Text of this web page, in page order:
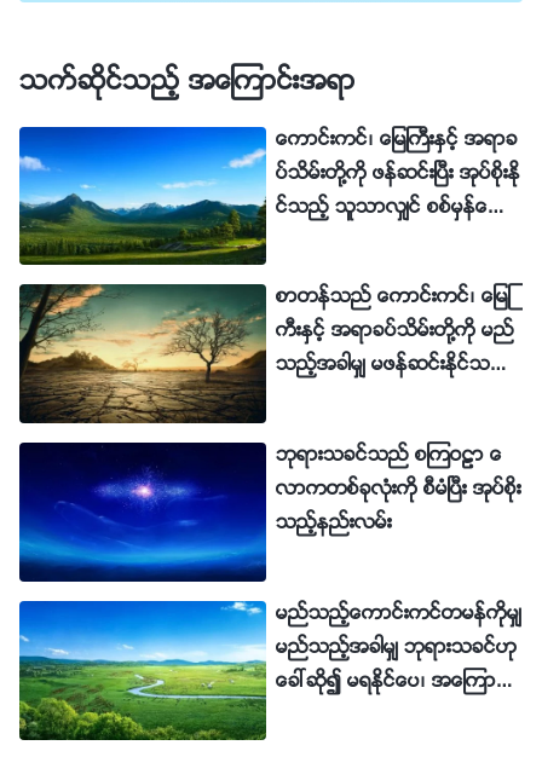
ရာသီအတြင္းတြင္ အလြန္အလုပ္မ်ားၾကသည္။ ေဆာင္းဦး
ရာသီတြင္၊ မိုးသည္ ေဆာင္းဦးရာသီ၏ ေအးျမမႈကို သယ္ေ
ဆာင္လာၿပီး သက္ရွိသတၱဝါ အမ်ိဳးအစားအားလုံးသည္ ရိတ္
သိမ္းျခင္း ရာသီ ေရာက္ရွိျခင္းကို စတင္ခံစားၾကရသည္။
အရာအားလုံးသည္ အသီးသီးၾကၿပီး၊ ေဆာင္းရာသီအတြက္ ျ
ပင္ဆင္ရာတြင္ အစားအစာရွိရန္အလို႔ငွာ လူသားတို႔သည္
ဤအသီးအႏွံ အမ်ိဳးအစား အမ်ိဳးမ်ိဳးကို စတင္ရိတ္သိမ္း ၾက
သည္။ ေဆာင္းရာသီတြင္ အရာအားလုံးသည္ ေအးျမသည့္
ရာသီ စတင္လာသည္ႏွင့္အမွ် ဆိတ္ၿငိမ္မႈႏွင့္ ၿငိမ္သက္မႈ
တို႔တြင္ တျဖည္းျဖည္း စတင္ေနသားက် လာၾကၿပီး၊ လူ
တို႔သည္လည္း ဤရာသီ အေတာအတြင္းတြင္ အနားယူၾကေ
လသည္။ တစ္ရာသီမွ တစ္ရာသီ၊ ေႏြဦးရာသီမွ ေႏြရာသီ၊ ေ
ဆာင္းဦးရာသီ၊ ေဆာင္းရာသီသို႔၊ ကူးေျပာင္းျခင္း- ဤေျပာ
င္းလဲမႈမ်ားသည္ ဘုရားသခင္ တည္ေထာင္ခဲ့သည့္ နိယာမ
မ်ားအတိုင္း အားလုံး ျဖစ္ေပၚၾကျခင္း ျဖစ္သည္။ သူသည္
ဤနိယာမမ်ားကို အသုံးျပဳလ်က္ အရာခပ္သိမ္းႏွင့္ လူသား
မ်ိဳးႏြယ္ကို ဦးေဆာင္ၿပီး ျခားနားသည့္အပူခ်ိန္မ်ားႏွင့္ ရာသီ
ဥတုမ်ားရွိသည့္ ရွင္သန္ျခင္းအတြက္ ပတ္ဝန္းက်င္တစ္ခုကို ျ
သက္ဆိုင္သည့္ အေၾကာင္းအရာ
ေကာင္းကင္၊ ေျမႀကီးႏွင့္ အရာခ
ပ္သိမ္းတို႔ကို ဖန္ဆင္းၿပီး အုပ္စိုးႏို
င္သည့္ သူသာလွ်င္ စစ္မွန္ေသာ
ည္
စာတန္သည္ ေကာင္းကင္၊ ေျမႀ
ကီးႏွင့္ အရာခပ္သိမ္းတို႔ကို မည္
သည့္အခါမွ် မဖန္ဆင္းႏိုင္သည့္
ဩဇာအာဏာကို မည္သည့္အခါ
မွ် မေက်ာ္လြန္ႏိုင္ေပ
ဘုရားသခင္သည္ စၾကဝဠာ ေ
လာကတစ္ခုလုံးကို စီမံၿပီး အုပ္စိုး
သည့္နည္းလမ္း
မည္သည့္ေကာင္းကင္တမန္ကိုမွ်
မည္သည့္အခါမွ် ဘုရားသခင္ဟု
ေခၚဆို၍ မရႏိုင္ေပ၊ အေၾကာင္း